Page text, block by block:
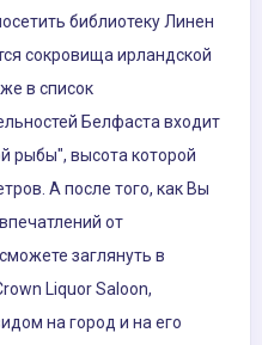
библиотеку Линен
сокровища ирландской
в список
Белфаста входит
рыбы", высота которой
А после того, как Вы
от
заглянуть в
Liquor Saloon,
на город и на его